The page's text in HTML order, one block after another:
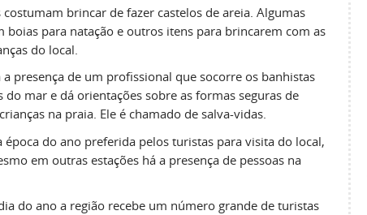
costumam brincar de fazer castelos de areia. Algumas
boias para natação e outros itens para brincarem com as
do local.
a presença de um profissional que socorre os banhistas
do mar e dá orientações sobre as formas seguras de
na praia. Ele é chamado de salva-vidas.
época do ano preferida pelos turistas para visita do local,
em outras estações há a presença de pessoas na
do ano a região recebe um número grande de turistas